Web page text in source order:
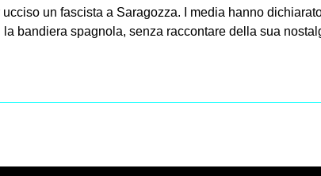
un fascista a Saragozza. I media hanno
bandiera spagnola, senza raccontare della sua